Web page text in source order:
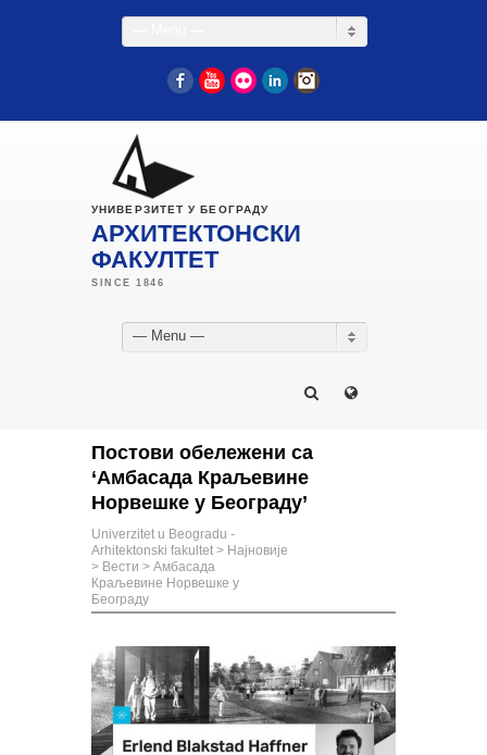
FacebookYouTube
Flickr LinkedIn
УНИВЕРЗИТЕТ У БЕОГРАДУ
АРХИТЕКТОНСКИ
ФАКУЛТЕТ
— Menu —
Постови обележени са
‘Амбасада Краљевине
Норвешке у Београду’
Univerzitet u Beogradu -
Arhitektonski fakultet > Најновије
> Вести > Амбасада
Краљевине Норвешке у
Београду